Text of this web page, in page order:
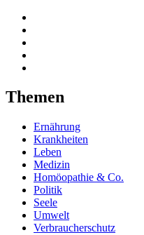
Themen
Ernährung
Krankheiten
Leben
Medizin
Homöopathie & Co.
Politik
Seele
Umwelt
Verbraucherschutz